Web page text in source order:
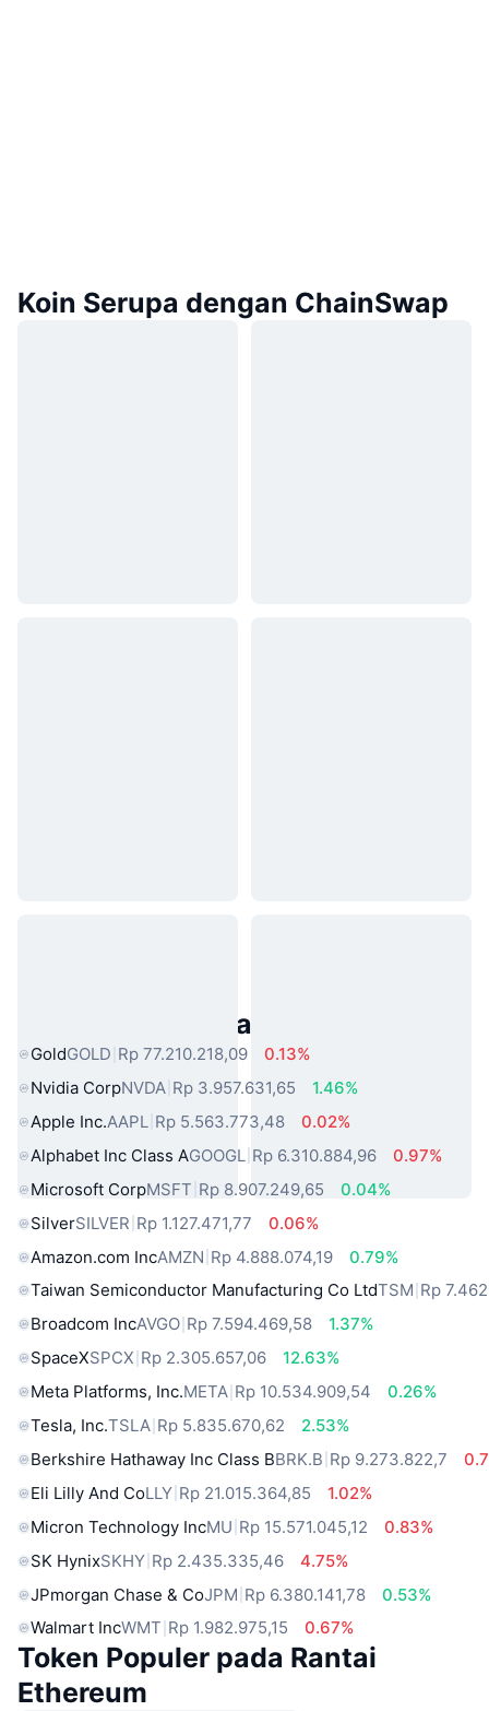
Koin Serupa dengan ChainSwap
Aset Dunia Nyata Populer
GoldGOLD Rp 77.210.218,09
0.13%
Nvidia CorpNVDA Rp 3.957.631,65
1.46%
Apple Inc.AAPL Rp 5.563.773,48
0.02%
Alphabet Inc Class AGOOGL Rp 6.310.884,96
0.97%
Microsoft CorpMSFT Rp 8.907.249,65
0.04%
SilverSILVER Rp 1.127.471,77
0.06%
Amazon.com IncAMZN Rp 4.888.074,19
0.79%
Taiwan Semiconductor Manufacturing Co LtdTSM Rp
Broadcom IncAVGO Rp 7.594.469,58
1.37%
SpaceXSPCX Rp 2.305.657,06
12.63%
Meta Platforms, Inc.META Rp 10.534.909,54
0.26%
Tesla, Inc.TSLA Rp 5.835.670,62
2.53%
Berkshire Hathaway Inc Class BBRK.B Rp 9.273.822,7
Eli Lilly And CoLLY Rp 21.015.364,85
1.02%
Micron Technology IncMU Rp 15.571.045,12
0.83%
SK HynixSKHY Rp 2.435.335,46
4.75%
JPmorgan Chase & CoJPM Rp 6.380.141,78
0.53%
Walmart IncWMT Rp 1.982.975,15 0.67%
Token Populer pada Rantai
Ethereum